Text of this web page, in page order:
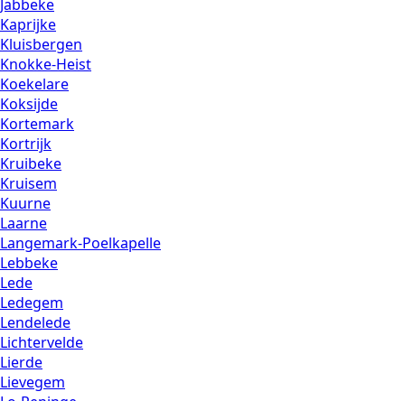
Jabbeke
Kaprijke
Kluisbergen
Knokke-Heist
Koekelare
Koksijde
Kortemark
Kortrijk
Kruibeke
Kruisem
Kuurne
Laarne
Langemark-Poelkapelle
Lebbeke
Lede
Ledegem
Lendelede
Lichtervelde
Lierde
Lievegem